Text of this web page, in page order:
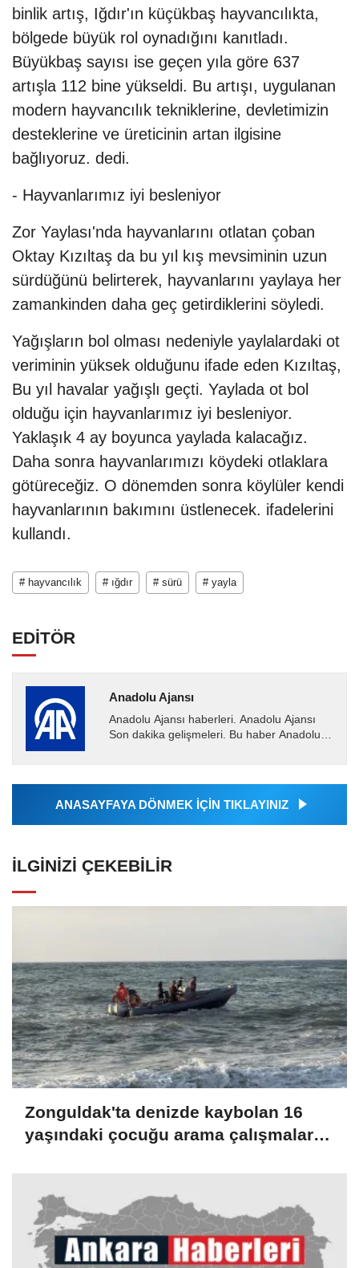
binlik artış, Iğdır'ın küçükbaş hayvancılıkta,
bölgede büyük rol oynadığını kanıtladı.
Büyükbaş sayısı ise geçen yıla göre 637
artışla 112 bine yükseldi. Bu artışı, uygulanan
modern hayvancılık tekniklerine, devletimizin
desteklerine ve üreticinin artan ilgisine
bağlıyoruz. dedi.
- Hayvanlarımız iyi besleniyor
Zor Yaylası'nda hayvanlarını otlatan çoban
Oktay Kızıltaş da bu yıl kış mevsiminin uzun
sürdüğünü belirterek, hayvanlarını yaylaya her
zamankinden daha geç getirdiklerini söyledi.
Yağışların bol olması nedeniyle yaylalardaki ot
veriminin yüksek olduğunu ifade eden Kızıltaş,
Bu yıl havalar yağışlı geçti. Yaylada ot bol
olduğu için hayvanlarımız iyi besleniyor.
Yaklaşık 4 ay boyunca yaylada kalacağız.
Daha sonra hayvanlarımızı köydeki otlaklara
götüreceğiz. O dönemden sonra köylüler kendi
hayvanlarının bakımını üstlenecek. ifadelerini
kullandı.
# hayvancılık # ığdır # sürü # yayla
EDİTÖR
Anadolu Ajansı
Anadolu Ajansı haberleri. Anadolu Ajansı
Son dakika gelişmeleri. Bu haber Anadolu
Ajansı tarafından...
ANASAYFAYA DÖNMEK İÇİN TIKLAYINIZ
İLGINIZI ÇEKEBILIR
Zonguldak'ta denizde kaybolan 16
yaşındaki çocuğu arama çalışmaları